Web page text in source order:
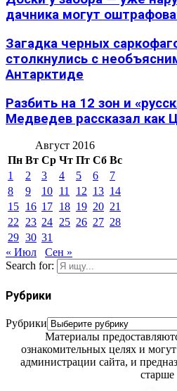
дачника могут
Загадка черных
столкнулись с
Антарктиде
Разбить на 12 зон и
Медведев рассказал как
Август 2016
Пн Вт Ср Чт Пт Сб Вс
1
2 3 4 5 6
7
8
9 10 11 12 13 14
15 16 17 18 19 20 21
22
23 24 25 26 27 28
29 30 31
« Июл
Сен »
Search for:
Рубрики
Рубрики
Материалы
ознакомительных целях и
администрации сайта, и
старше